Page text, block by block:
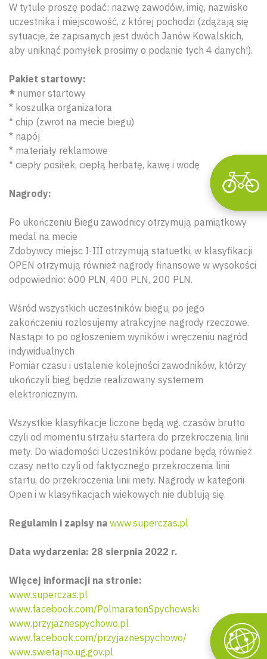
W tytule proszę podać: nazwę zawodów, imię, nazwisko
uczestnika i miejscowość, z której pochodzi (zdążają się
sytuacje, że zapisanych jest dwóch Janów Kowalskich,
aby uniknąć pomyłek prosimy o podanie tych 4 danych!).
​​Pakiet startowy:
* numer startowy
* koszulka organizatora
* chip (zwrot na mecie biegu)
* napój
* materiały reklamowe
* ciepły posiłek, ciepłą herbatę, kawę i wodę
Nagrody:
Po ukończeniu Biegu zawodnicy otrzymują pamiątkowy
medal na mecie
Zdobywcy miejsc I-III otrzymują statuetki, w klasyfikacji
OPEN otrzymują również nagrody finansowe w wysokości
odpowiednio: 600 PLN, 400 PLN, 200 PLN.
Wśród wszystkich uczestników biegu, po jego
zakończeniu rozlosujemy atrakcyjne nagrody rzeczowe.
Nastąpi to po ogłoszeniem wyników i wręczeniu nagród
indywidualnych
Pomiar czasu i ustalenie kolejności zawodników, którzy
ukończyli bieg będzie realizowany systemem
elektronicznym.
Wszystkie klasyfikacje liczone będą wg. czasów brutto
czyli od momentu strzału startera do przekroczenia linii
mety. Do wiadomości Uczestników podane będą również
czasy netto czyli od faktycznego przekroczenia linii
startu, do przekroczenia linii mety. Nagrody w kategorii
Open i w klasyfikacjach wiekowych nie dublują się.
Regulamin i zapisy na www.superczas.pl
Data wydarzenia: 28 sierpnia 2022 r.
Więcej informacji na stronie:
www.superczas.pl
www.facebook.com/PolmaratonSpychowski
www.przyjaznespychowo.pl
www.facebook.com/przyjaznespychowo/
www.swietajno.ug.gov.pl